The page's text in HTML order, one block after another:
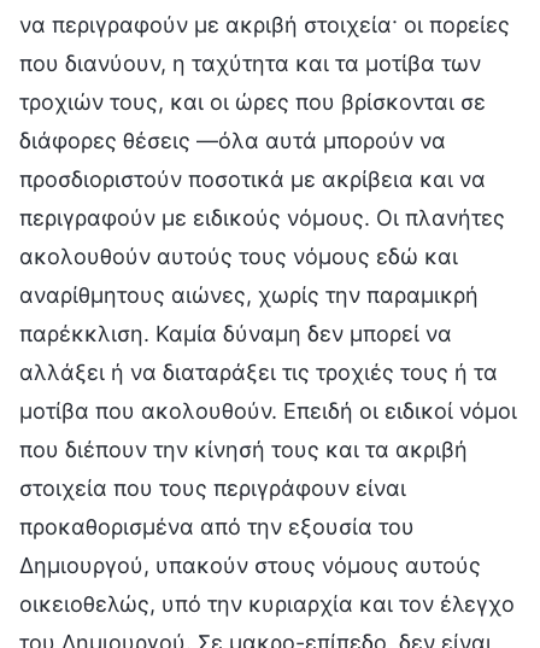
να περιγραφούν με ακριβή στοιχεία· οι πορείες
που διανύουν, η ταχύτητα και τα μοτίβα των
τροχιών τους, και οι ώρες που βρίσκονται σε
διάφορες θέσεις —όλα αυτά μπορούν να
προσδιοριστούν ποσοτικά με ακρίβεια και να
περιγραφούν με ειδικούς νόμους. Οι πλανήτες
ακολουθούν αυτούς τους νόμους εδώ και
αναρίθμητους αιώνες, χωρίς την παραμικρή
παρέκκλιση. Καμία δύναμη δεν μπορεί να
αλλάξει ή να διαταράξει τις τροχιές τους ή τα
μοτίβα που ακολουθούν. Επειδή οι ειδικοί νόμοι
που διέπουν την κίνησή τους και τα ακριβή
στοιχεία που τους περιγράφουν είναι
προκαθορισμένα από την εξουσία του
Δημιουργού, υπακούν στους νόμους αυτούς
οικειοθελώς, υπό την κυριαρχία και τον έλεγχο
του Δημιουργού. Σε μακρο-επίπεδο, δεν είναι